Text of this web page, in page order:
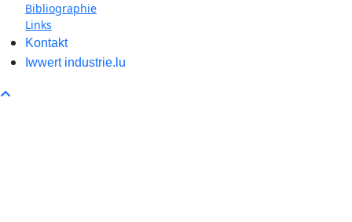
Bibliographie
Links
Kontakt
Iwwert industrie.lu